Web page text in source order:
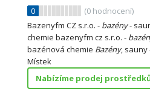
0
(0 hodnocení)
Bazenyfm CZ s.r.o. - bazény-
chemie bazenyfm cz s.r.o. -
bazénová chemie Bazény, sauny
Místek
Nabízíme prodej